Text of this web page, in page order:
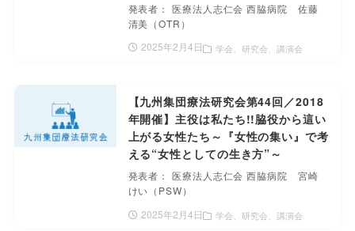
発表者： 医療法人志仁会 西脇病院 佐藤
清美（OTR）
2025年2月4日
学会、研究会、講演会
【九州集団療法研究会第44回／2018
年開催】主役は私たち!!脇役から這い
上がる女性たち～『女性の集い』で考
える“女性としての生き方”～
発表者： 医療法人志仁会 西脇病院 宮崎
けい（PSW）
2025年2月4日
学会、研究会、講演会